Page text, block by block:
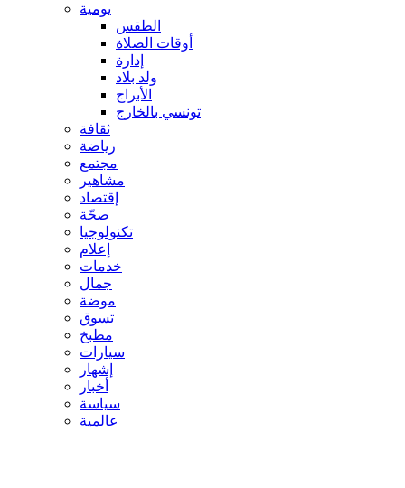
يومية
الطقس
أوقات الصلاة
إدارة
ولد بلاد
الأبراج
تونسي بالخارج
ثقافة
رياضة
مجتمع
مشاهير
إقتصاد
صحّة
تكنولوجيا
إعلام
خدمات
جمال
موضة
تسوق
مطبخ
سيارات
إشهار
أخبار
سياسة
عالمية